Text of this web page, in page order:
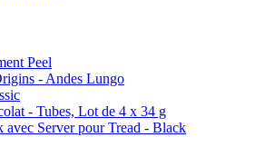
Peel
- Andes Lungo
- Tubes, Lot de 4 x 34 g
avec Server pour Tread - Black